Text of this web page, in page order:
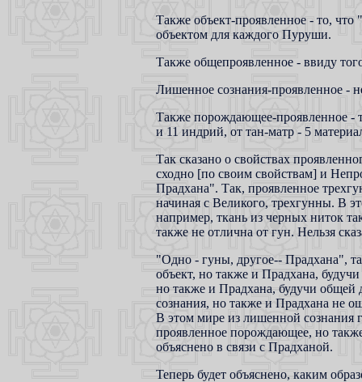
Также объект-проявленное - то, что
объектом для каждого Пуруши.
Также общепроявленное - ввиду
Лишенное сознания-проявленное -
Также порождающее-проявленное -
и 11 индрий, от тан-матр - 5
Так сказано о свойствах
сходно [по своим свойствам] и
Прадхана". Так, проявленное
начиная с Великого, трехгунны. В
например, ткань из черных ниток
также не отлична от гун. Нельзя
"Одно - гуны, другое-- Прадхана",
объект, но также и Прадхана,
но также и Прадхана, будучи
сознания, но также и Прадхана не
В этом мире из лишенной сознания
проявленное порождающее, но
объяснено в связи с Прадханой.
Теперь будет объяснено, каким